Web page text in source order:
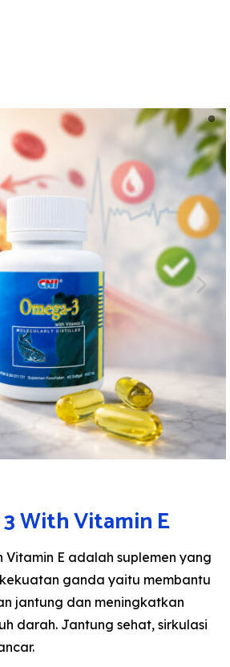
With Vitamin E
Vitamin E adalah suplemen yang
ganda yaitu membantu
jantung dan meningkatkan
darah. Jantung sehat, sirkulasi